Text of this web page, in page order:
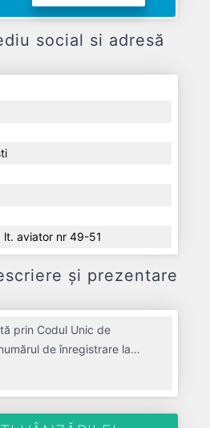
social si adresă
lt. aviator nr 49-51
și prezentare
prin Codul Unic de
de înregistrare la